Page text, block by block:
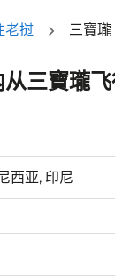
老挝 三寶瓏
三寶瓏
的机票。请调整